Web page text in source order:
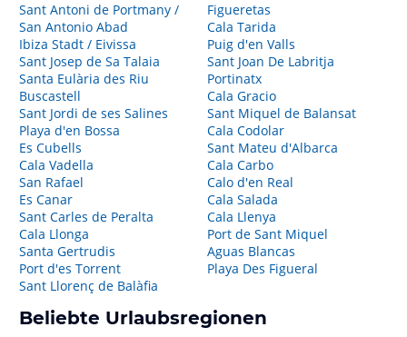
Sant Antoni de Portmany /
San Antonio Abad
Ibiza Stadt / Eivissa
Sant Josep de Sa Talaia
Santa Eulària des Riu
Buscastell
Sant Jordi de ses Salines
Playa d'en Bossa
Es Cubells
Cala Vadella
San Rafael
Es Canar
Sant Carles de Peralta
Cala Llonga
Santa Gertrudis
Port d'es Torrent
Sant Llorenç de Balàfia
Figueretas
Cala Tarida
Puig d'en Valls
Sant Joan De Labritja
Portinatx
Cala Gracio
Sant Miquel de Balansat
Cala Codolar
Sant Mateu d'Albarca
Cala Carbo
Calo d'en Real
Cala Salada
Cala Llenya
Port de Sant Miquel
Aguas Blancas
Playa Des Figueral
Beliebte Urlaubsregionen